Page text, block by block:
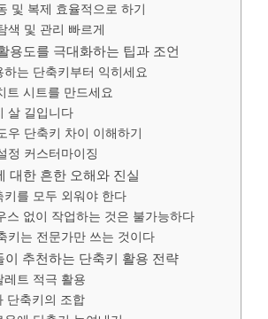
및 복제 효율적으로 하기
색 및 관리 빠르게
용도를 극대화하는 팁과 조언
하는 단축키부터 익히세요
트 시트를 만드세요
살 길입니다
우 단축키 차이 이해하기
정 커스터마이징
대한 흔한 오해와 진실
키를 모두 외워야 한다
스 없이 작업하는 것은 불가능하다
키는 전문가만 쓰는 것이다
이 추천하는 단축키 활용 전략
레트 적극 활용
단축키의 조합